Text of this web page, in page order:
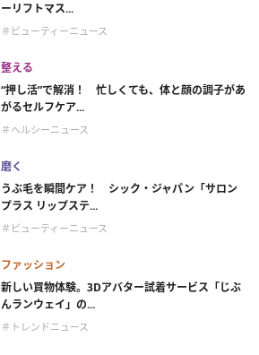
ーリフトマス...
＃ビューティーニュース
整える
“押し活”で解消！ 忙しくても、体と顔の調子があ
がるセルフケア...
＃ヘルシーニュース
磨く
うぶ毛を瞬間ケア！ シック・ジャパン「サロン
プラス リップステ...
＃ビューティーニュース
ファッション
新しい買物体験。3Dアバター試着サービス「じぶ
んランウェイ」の...
＃トレンドニュース